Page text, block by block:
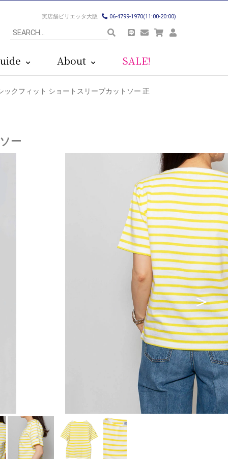
実店舗ビリエッタ大阪 06-4799-1970(11:00-20:00)
About SALE!
ックフィット ショートスリーブカットソー 正